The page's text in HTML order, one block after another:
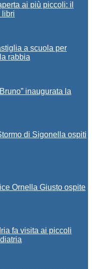
ai più piccoli: il
libri
a scuola per
rabbia
inaugurata la
di Sigonella ospiti
Ornella Giusto ospite
fa visita ai piccoli